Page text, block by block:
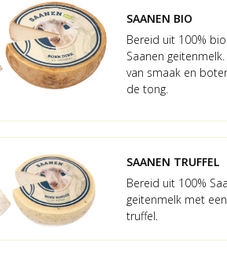
SAANEN BIO
Bereid uit 100%
Saanen
van smaak en
de tong.
SAANEN TRUFFEL
Bereid uit 100%
geitenmelk met
truffel.